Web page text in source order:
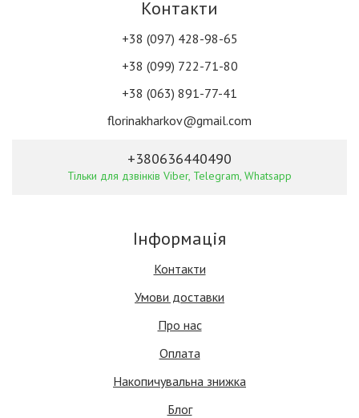
Контакти
+38 (097) 428-98-65
+38 (099) 722-71-80
+38 (063) 891-77-41
florinakharkov@gmail.com
+380636440490
Тільки для дзвінків Viber, Telegram, Whatsapp
Інформація
Контакти
Умови доставки
Про нас
Оплата
Накопичувальна знижка
Блог